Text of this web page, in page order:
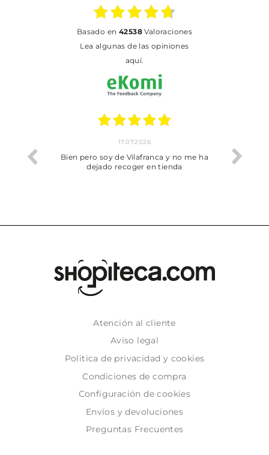
basado en 42538Valoraciones
Lea algunas de las opiniones
aquí.
trobat
17.07.2026
Bien pero soy de Vilafranca y no me ha
dejado recoger en tienda
Atención al cliente
Aviso legal
Politica de privacidad y cookies
Condiciones de compra
Configuración de cookies
Envíos y devoluciones
Preguntas Frecuentes